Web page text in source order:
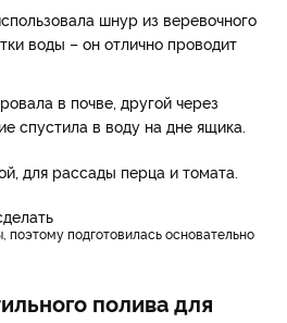
шнур из веревочного
воды – он отлично проводит
в почве, другой через
спустила в воду на дне ящика.
для рассады перца и томата.
полива для